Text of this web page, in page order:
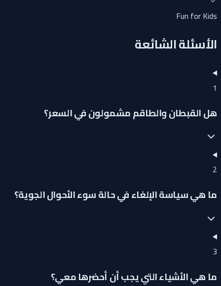
Fun for Kids
الأسئلة الشائعة
هل القبطان والطاقم مشمولون في السعر؟
ما هي سياسة الإلغاء في حالة سوء الأحوال الجوية؟
ما هي الأشياء التي يجب أن أحضرها معي؟